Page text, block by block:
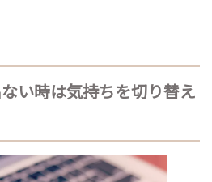
い時は気持ちを切り替え